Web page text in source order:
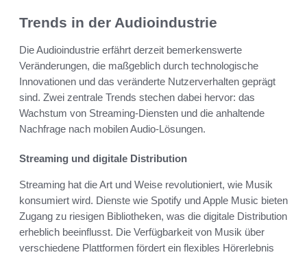
Trends in der Audioindustrie
Die Audioindustrie erfährt derzeit bemerkenswerte
Veränderungen, die maßgeblich durch technologische
Innovationen und das veränderte Nutzerverhalten geprägt
sind. Zwei zentrale Trends stechen dabei hervor: das
Wachstum von Streaming-Diensten und die anhaltende
Nachfrage nach mobilen Audio-Lösungen.
Streaming und digitale Distribution
Streaming hat die Art und Weise revolutioniert, wie Musik
konsumiert wird. Dienste wie Spotify und Apple Music bieten
Zugang zu riesigen Bibliotheken, was die digitale Distribution
erheblich beeinflusst. Die Verfügbarkeit von Musik über
verschiedene Plattformen fördert ein flexibles Hörerlebnis